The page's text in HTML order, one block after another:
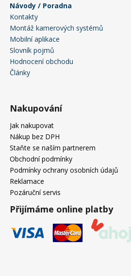
Návody / Poradna
Kontakty
Montáž kamerových systémů
Mobilní aplikace
Slovník pojmů
Hodnocení obchodu
Články
Nakupování
Jak nakupovat
Nákup bez DPH
Staňte se naším partnerem
Obchodní podmínky
Podmínky ochrany osobních údajů
Reklamace
Pozáruční servis
Přijímáme online platby